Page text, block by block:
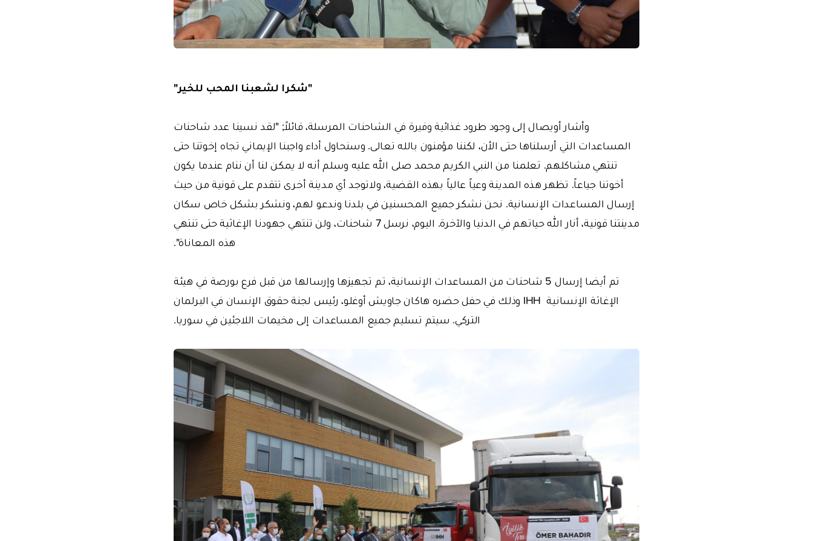
"شكرا لشعبنا المحب للخير"
وأشار أويصال إلى وجود طرود غذائية وفيرة في الشاحنات المرسلة، قائلاً; "لقد نسينا عدد شاحنات
المساعدات التي أرسلناها حتى الأن، لكننا مؤمنون بالله تعالى. وسنحاول أداء واجبنا الإيماني تجاه إخوتنا حتى
تنتهي مشاكلهم. تعلمنا من النبي الكريم محمد صلى الله عليه وسلم أنه لا يمكن لنا أن ننام عندما يكون
أخوتنا جياعاً. تظهر هذه المدينة وعياً عالياً بهذه القضية، ولاتوجد أي مدينة أخرى تتقدم على قونية من حيث
إرسال المساعدات الإنسانية. نحن نشكر جميع المحسنين في بلدنا وندعو لهم، ونشكر بشكل خاص سكان
مدينتنا قونية، أنار الله حياتهم في الدنيا والآخرة. اليوم، نرسل 7 شاحنات، ولن تنتهي جهودنا الإغاثية حتى تنتهي
هذه المعاناة".
تم أيضا إرسال 5 شاحنات من المساعدات الإنسانية، تم تجهيزها وإرسالها من قبل فرع بورصة في هيئة
الإغاثة الإنسانية IHH وذلك في حفل حضره هاكان جاويش أوغلو، رئيس لجنة حقوق الإنسان في البرلمان
التركي. سيتم تسليم جميع المساعدات إلى مخيمات اللاجئين في سوريا.